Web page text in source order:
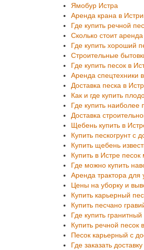
Ямобур Истра
Аренда крана в
Где купить речной
Сколько стоит
Где купить хороший
Строительные
Где купить песок в
Аренда спецтехники
Доставка песка в
Как и где купить
Где купить
Доставка
Щебень купить в
Купить пескогрунт с
Купить щебень
Купить в Истре
Где можно купить
Аренда трактора для
Цены на уборку и
Купить карьерный
Купить песчано
Где купить
Купить речной песок
Песок карьерный с
Где заказать